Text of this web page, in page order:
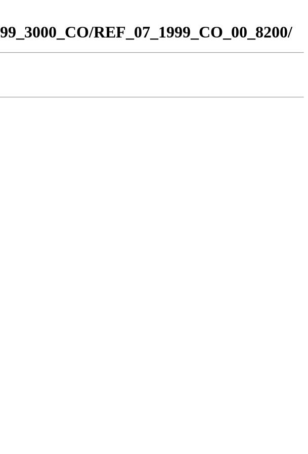
REF_07_1999_CO_00_8200/